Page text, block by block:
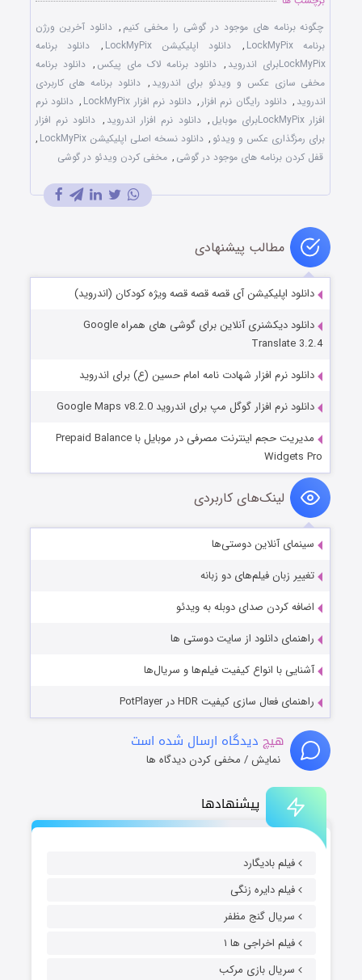
پیشنهادها
فیلم بادیگارد
فیلم دایره زنگی
سریال گنج مظفر
فیلم اخراجی ها ۱
سریال بازی مرکب
چگونه برنامه های موجود در گوشی را مخفی کنیم , دانلود آخرین ورژن
برنامه LockMyPix
, دانلود اپلیکیشن LockMyPix ,
دانلود برنامه
LockMyPixبرای اندروید
, دانلود برنامه لاک مای پیکس , دانلود برنامه
مخفی سازی عکس و ویدئو برای اندروید , دانلود برنامه های کاربردی
اندروید , دانلود رایگان نرم افزار , دانلود نرم افزار LockMyPix , دانلود نرم
افزار LockMyPixبرای موبایل
, دانلود نرم افزار اندروید , دانلود نرم افزار
برای رمزگذاری عکس و ویدئو , دانلود نسخه اصلی اپلیکیشن LockMyPix
,
قفل کردن برنامه های موجود در گوشی , مخفی کردن ویدئو در گوشی
مطالب پیشنهادی
دانلود اپلیکیشن آی قصه قصه قصه ویژه کودکان (اندروید)
دانلود دیکشنری آنلاین برای گوشی های همراه Google
Translate 3.2.4
دانلود نرم افزار شهادت نامه امام حسین (ع) برای اندروید
دانلود نرم افزار گوگل مپ برای اندروید Google Maps v8.2.0
مدیریت حجم اینترنت مصرفی در موبایل با Prepaid Balance
Widgets Pro
لینک‌های کاربردی
سینمای آنلاین دوستی‌ها
تغییر زبان فیلم‌های دو زبانه
اضافه کردن صدای دوبله به ویدئو
راهنمای دانلود از سایت دوستی ها
آشنایی با انواع کیفیت فیلم‌ها و سریال‌ها
راهنمای فعال سازی کیفیت HDR در PotPlayer
هیچ دیدگاه ارسال شده است
نمایش / مخفی کردن دیدگاه ها